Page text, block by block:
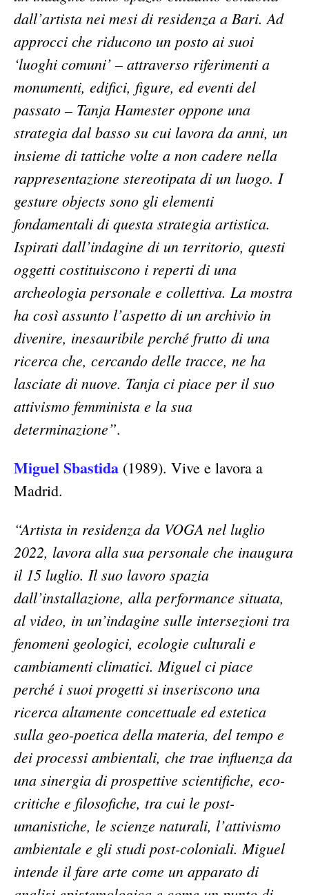
dall’artista nei mesi di residenza a Bari. Ad
approcci che riducono un posto ai suoi
‘luoghi comuni’ – attraverso riferimenti a
monumenti, edifici, figure, ed eventi del
passato – Tanja Hamester oppone una
strategia dal basso su cui lavora da anni, un
insieme di tattiche volte a non cadere nella
rappresentazione stereotipata di un luogo. I
gesture objects sono gli elementi
fondamentali di questa strategia artistica.
Ispirati dall’indagine di un territorio, questi
oggetti costituiscono i reperti di una
archeologia personale e collettiva. La mostra
ha così assunto l’aspetto di un archivio in
divenire, inesauribile perché frutto di una
ricerca che, cercando delle tracce, ne ha
lasciate di nuove. Tanja ci piace per il suo
attivismo femminista e la sua
determinazione”.
Miguel Sbastida (1989). Vive e lavora a
Madrid.
“Artista in residenza da VOGA nel luglio
2022, lavora alla sua personale che inaugura
il 15 luglio. Il suo lavoro spazia
dall’installazione, alla performance situata,
al video, in un’indagine sulle intersezioni tra
fenomeni geologici, ecologie culturali e
cambiamenti climatici. Miguel ci piace
perché i suoi progetti si inseriscono una
ricerca altamente concettuale ed estetica
sulla geo-poetica della materia, del tempo e
dei processi ambientali, che trae influenza da
una sinergia di prospettive scientifiche, eco-
critiche e filosofiche, tra cui le post-
umanistiche, le scienze naturali, l’attivismo
ambientale e gli studi post-coloniali. Miguel
intende il fare arte come un apparato di